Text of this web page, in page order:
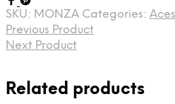
SKU: MONZA Categories:
Previous Product
Next Product
Related products